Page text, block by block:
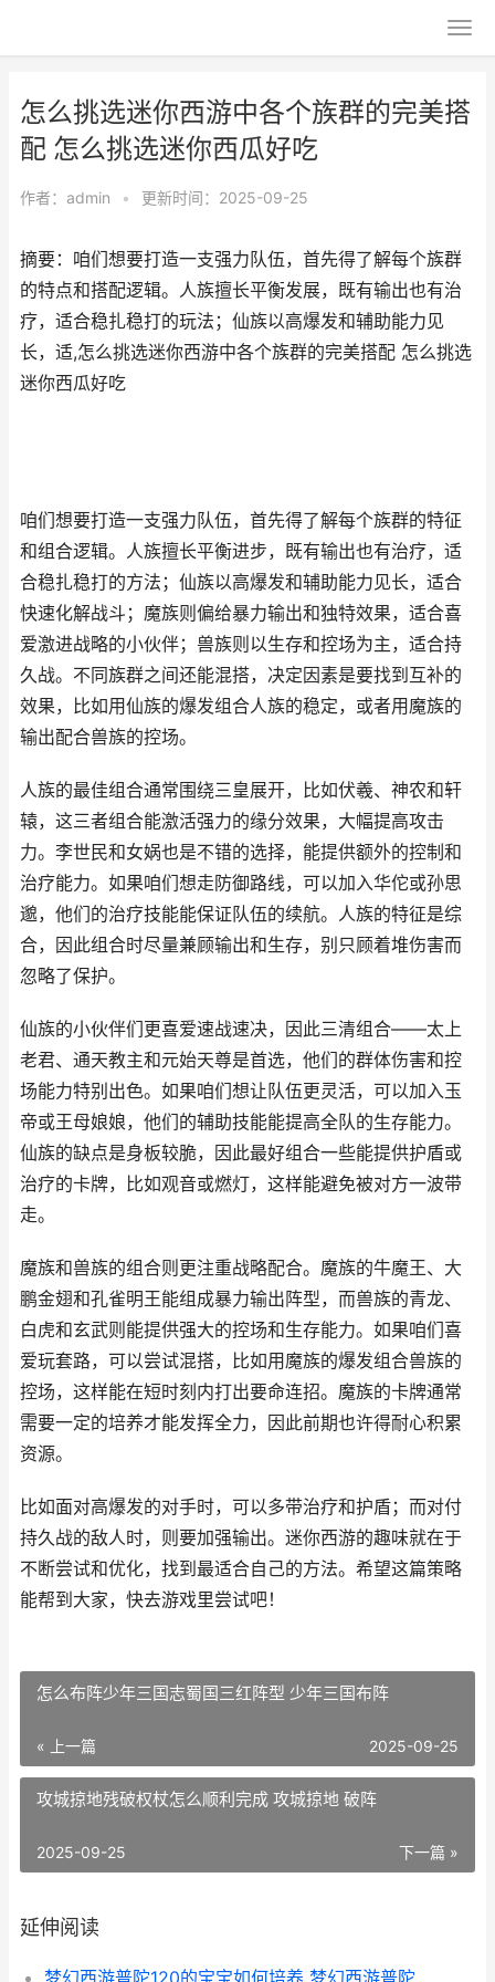
怎么挑选迷你西游中各个族群的完美搭
配 怎么挑选迷你西瓜好吃
作者： admin • 更新时间：2025-09-25
摘要：咱们想要打造一支强力队伍，首先得了解每个族群
的特点和搭配逻辑。人族擅长平衡发展，既有输出也有治
疗，适合稳扎稳打的玩法；仙族以高爆发和辅助能力见
长，适,怎么挑选迷你西游中各个族群的完美搭配 怎么挑选
迷你西瓜好吃
咱们想要打造一支强力队伍，首先得了解每个族群的特征
和组合逻辑。人族擅长平衡进步，既有输出也有治疗，适
合稳扎稳打的方法；仙族以高爆发和辅助能力见长，适合
快速化解战斗；魔族则偏给暴力输出和独特效果，适合喜
爱激进战略的小伙伴；兽族则以生存和控场为主，适合持
久战。不同族群之间还能混搭，决定因素是要找到互补的
效果，比如用仙族的爆发组合人族的稳定，或者用魔族的
输出配合兽族的控场。
人族的最佳组合通常围绕三皇展开，比如伏羲、神农和轩
辕，这三者组合能激活强力的缘分效果，大幅提高攻击
力。李世民和女娲也是不错的选择，能提供额外的控制和
治疗能力。如果咱们想走防御路线，可以加入华佗或孙思
邈，他们的治疗技能能保证队伍的续航。人族的特征是综
合，因此组合时尽量兼顾输出和生存，别只顾着堆伤害而
忽略了保护。
仙族的小伙伴们更喜爱速战速决，因此三清组合——太上
老君、通天教主和元始天尊是首选，他们的群体伤害和控
场能力特别出色。如果咱们想让队伍更灵活，可以加入玉
帝或王母娘娘，他们的辅助技能能提高全队的生存能力。
仙族的缺点是身板较脆，因此最好组合一些能提供护盾或
治疗的卡牌，比如观音或燃灯，这样能避免被对方一波带
走。
魔族和兽族的组合则更注重战略配合。魔族的牛魔王、大
鹏金翅和孔雀明王能组成暴力输出阵型，而兽族的青龙、
白虎和玄武则能提供强大的控场和生存能力。如果咱们喜
爱玩套路，可以尝试混搭，比如用魔族的爆发组合兽族的
控场，这样能在短时刻内打出要命连招。魔族的卡牌通常
需要一定的培养才能发挥全力，因此前期也许得耐心积累
资源。
比如面对高爆发的对手时，可以多带治疗和护盾；而对付
持久战的敌人时，则要加强输出。迷你西游的趣味就在于
不断尝试和优化，找到最适合自己的方法。希望这篇策略
能帮到大家，快去游戏里尝试吧！
怎么布阵少年三国志蜀国三红阵型 少年三国布阵
« 上一篇 2025-09-25
攻城掠地残破权杖怎么顺利完成 攻城掠地 破阵
下一篇 »
2025-09-25
延伸阅读